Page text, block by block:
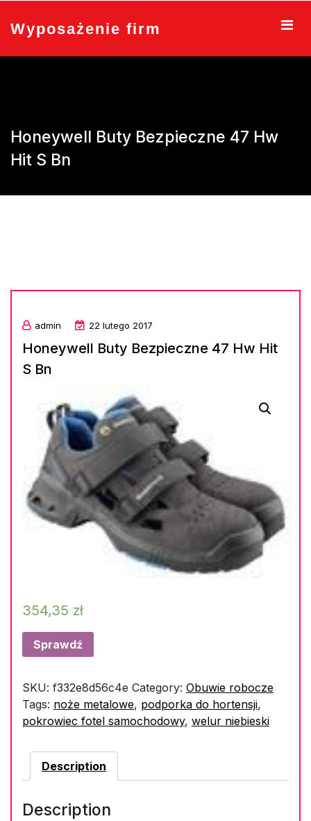
content
Wyposażenie firm
Honeywell Buty Bezpieczne 47 Hw
Hit S Bn
admin 22 lutego 2017
Honeywell Buty Bezpieczne 47 Hw Hit
S Bn
354,35 zł
Sprawdź
SKU: f332e8d56c4e Category: Obuwie robocze
Tags: noże metalowe, podporka do hortensji,
pokrowiec fotel samochodowy, welur niebieski
Description
Description